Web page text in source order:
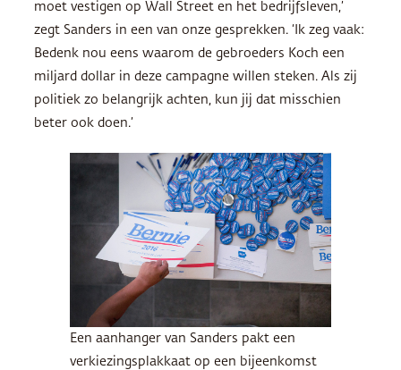
moet vestigen op Wall Street en het bedrijfsleven,’
zegt Sanders in een van onze gesprekken. ‘Ik zeg vaak:
Bedenk nou eens waarom de gebroeders Koch een
miljard dollar in deze campagne willen steken. Als zij
politiek zo belangrijk achten, kun jij dat misschien
beter ook doen.’
Een aanhanger van Sanders pakt een
verkiezingsplakkaat op een bijeenkomst